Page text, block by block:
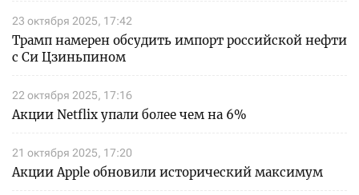
23 октября 2025, 17:42
Трамп намерен обсудить импорт российской нефти
с Си Цзиньпином
22 октября 2025, 17:16
Акции Netflix упали более чем на 6%
21 октября 2025, 17:20
Акции Apple обновили исторический максимум